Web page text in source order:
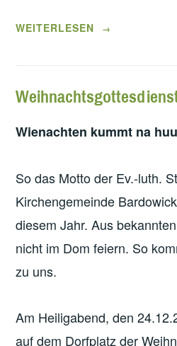
„GRUSSWORT D
AHRESWECHSEL 2
WEITERLESEN →
Wienachten kummt na
So das Motto der Ev.-luth.
Kirchengemeinde
diesem Jahr. Aus
nicht im Dom feiern. So
zu uns.
Am Heiligabend, den
auf dem Dorfplatz der